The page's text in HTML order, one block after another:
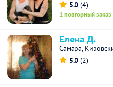
5.0 (4)
1 повторный заказ
Елена Д.
Самара,
5.0 (2)